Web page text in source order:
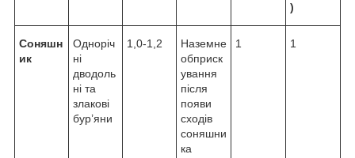
)
Соняшн
ик
Одноріч
ні
дводоль
ні та
злакові
бур’яни
1,0-1,2
Наземне
обприск
ування
після
появи
сходів
соняшни
ка
1 1